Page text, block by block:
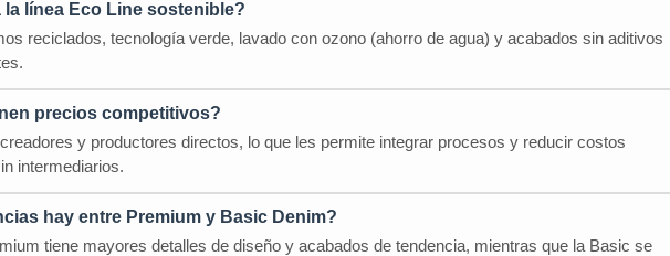
la línea Eco Line sostenible?
reciclados, tecnología verde, lavado con ozono (ahorro de agua) y acabados sin aditivos
precios competitivos?
y productores directos, lo que les permite integrar procesos y reducir costos
intermediarios.
hay entre Premium y Basic Denim?
tiene mayores detalles de diseño y acabados de tendencia, mientras que la Basic se